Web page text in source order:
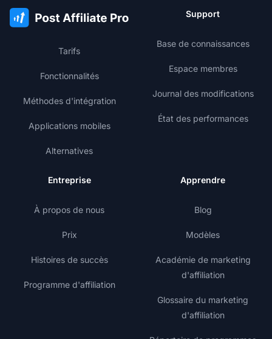
Tarifs
Fonctionnalités
Méthodes d'intégration
Applications mobiles
Alternatives
Support
Base de connaissances
Espace membres
Journal des modifications
État des performances
Entreprise
À propos de nous
Prix
Histoires de succès
Programme d'affiliation
Apprendre
Blog
Modèles
Académie de marketing
d'affiliation
Glossaire du marketing
d'affiliation